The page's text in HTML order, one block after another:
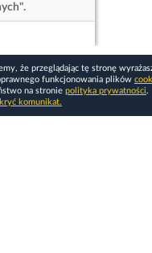
że przeglądając tę stronę
funkcjonowania plików
na stronie polityka prywatności.
komunikat.